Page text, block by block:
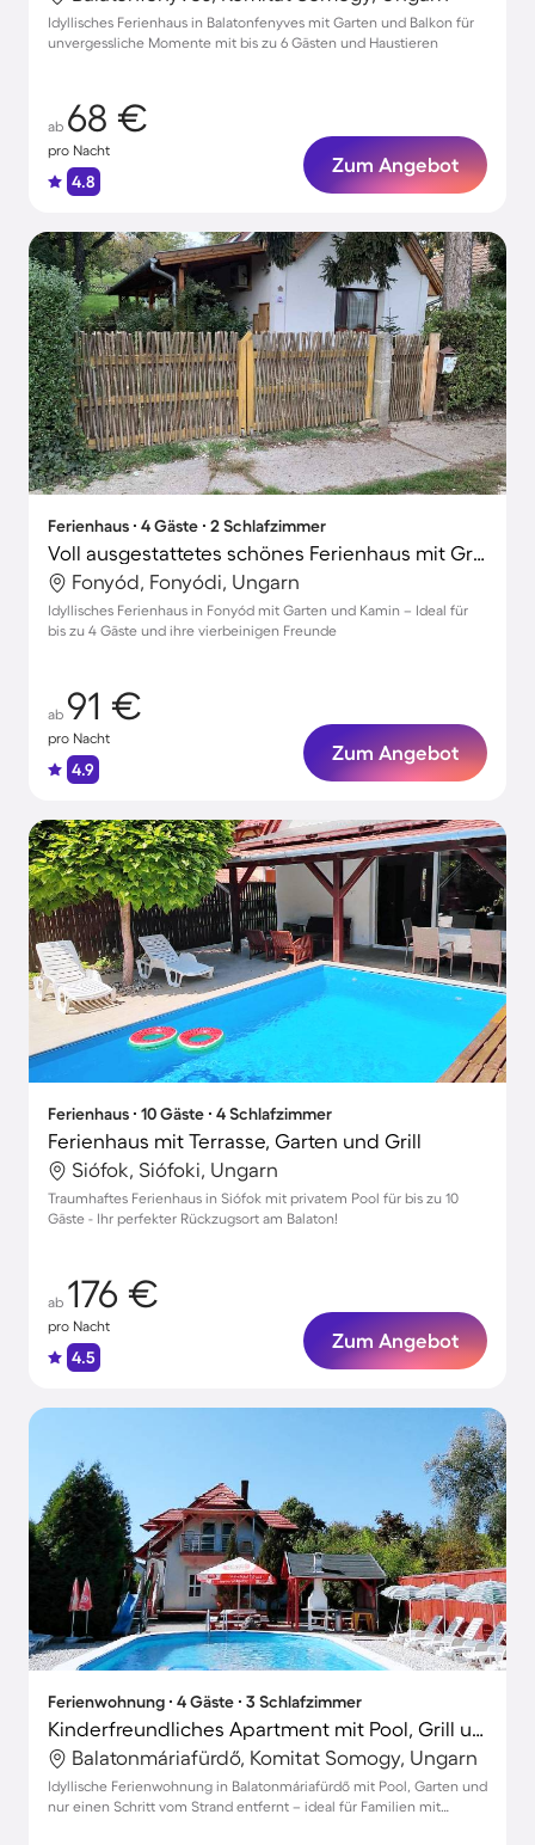
Idyllisches Ferienhaus in Balatonfenyves mit Garten und Balkon für
unvergessliche Momente mit bis zu 6 Gästen und Haustieren
ab 68 €
pro Nacht
4.8
Zum Angebot
Ferienhaus ∙ 4 Gäste ∙ 2 Schlafzimmer
Voll ausgestattetes schönes Ferienhaus mit Grill, Garten und Terrasse | Haustierfreundlich
Fonyód, Fonyódi, Ungarn
Idyllisches Ferienhaus in Fonyód mit Garten und Kamin – Ideal für
bis zu 4 Gäste und ihre vierbeinigen Freunde
ab 91 €
pro Nacht
4.9
Zum Angebot
Ferienhaus ∙ 10 Gäste ∙ 4 Schlafzimmer
Ferienhaus mit Terrasse, Garten und Grill
Siófok, Siófoki, Ungarn
Traumhaftes Ferienhaus in Siófok mit privatem Pool für bis zu 10
Gäste - Ihr perfekter Rückzugsort am Balaton!
ab 176 €
pro Nacht
4.5
Zum Angebot
Ferienwohnung ∙ 4 Gäste ∙ 3 Schlafzimmer
Kinderfreundliches Apartment mit Pool, Grill und Terrasse | Hunde erlaubt
Balatonmáriafürdő, Komitat Somogy, Ungarn
Idyllische Ferienwohnung in Balatonmáriafürdő mit Pool, Garten und
nur einen Schritt vom Strand entfernt – ideal für Familien mit